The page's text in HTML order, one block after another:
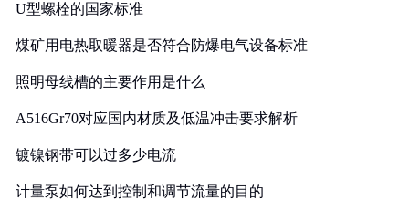
U型螺栓的国家标准
煤矿用电热取暖器是否符合防爆电气设备标准
照明母线槽的主要作用是什么
A516Gr70对应国内材质及低温冲击要求解析
镀镍钢带可以过多少电流
计量泵如何达到控制和调节流量的目的